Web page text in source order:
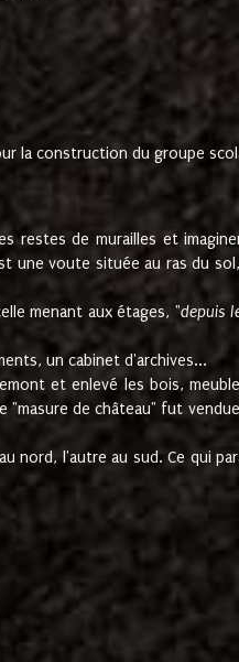
la construction du groupe
restes de murailles et
une voute située au ras du
menant aux étages, "depuis
un cabinet d'archives...
et enlevé les bois,
de château" fut
nord, l'autre au sud. Ce qui